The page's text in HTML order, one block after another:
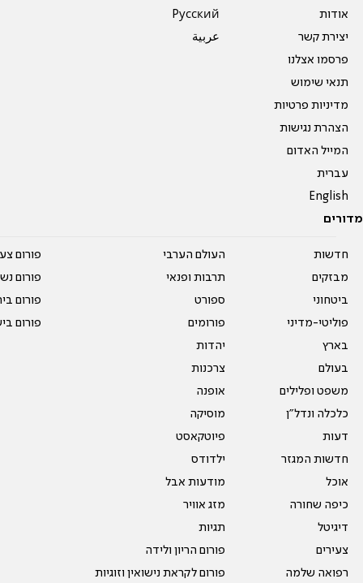
אודות
יצירת קשר
פרסמו אצלנו
תנאי שימוש
מדיניות פרטיות
הצהרת נגישות
המייל האדום
עברית
English
Pусский
عربية
מדורים
חדשות
מבזקים
ביטחוני
פוליטי-מדיני
בארץ
בעולם
משפט ופלילים
כלכלה ונדל"ן
דעות
חדשות המגזר
אוכל
כיפה שחורה
דיגיטל
צעירים
רפואה שלמה
העולם הערבי
תרבות ופנאי
ספורט
פורומים
יהדות
צרכנות
אופנה
מוסיקה
פיוטקאסט
ילדודס
מודעות אבל
מזג אוויר
תגיות
פורום הריון ולידה
פורום לקראת נישואין וזוגיות
פורום
פורום
פורום
פורום